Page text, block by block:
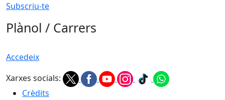
Subscriu-te
Plànol / Carrers
Accedeix
Xarxes socials:
Crèdits